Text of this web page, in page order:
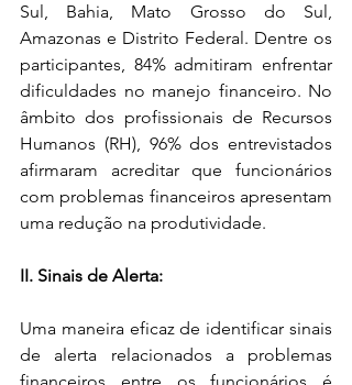
Sul, Bahia, Mato Grosso do Sul,
Amazonas e Distrito Federal. Dentre os
participantes, 84% admitiram enfrentar
dificuldades no manejo financeiro. No
âmbito dos profissionais de Recursos
Humanos (RH), 96% dos entrevistados
afirmaram acreditar que funcionários
com problemas financeiros apresentam
uma redução na produtividade.
II. Sinais de Alerta:
Uma maneira eficaz de identificar sinais
de alerta relacionados a problemas